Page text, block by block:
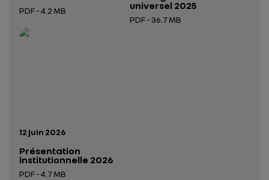
PDF - 4.2 MB
Ouverture dans un nouvel onglet
universel 2025
PDF - 36.7 MB
Date de publication:
12 juin 2026
Présentation
institutionnelle 2026
PDF - 4.7 MB